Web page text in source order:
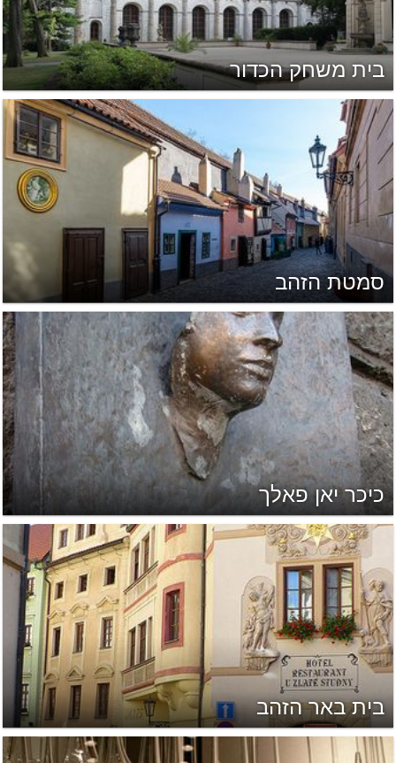
בית משחק הכדור
סמטת הזהב
כיכר יאן פאלך
בית באר הזהב